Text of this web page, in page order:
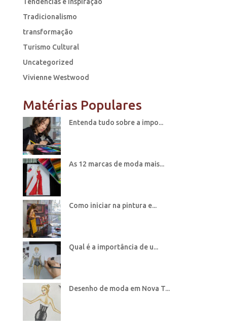
Tradicionalismo
transformação
Turismo Cultural
Uncategorized
Vivienne Westwood
Matérias Populares
Entenda tudo sobre a impo...
As 12 marcas de moda mais...
Como iniciar na pintura e...
Qual é a importância de u...
Desenho de moda em Nova T...